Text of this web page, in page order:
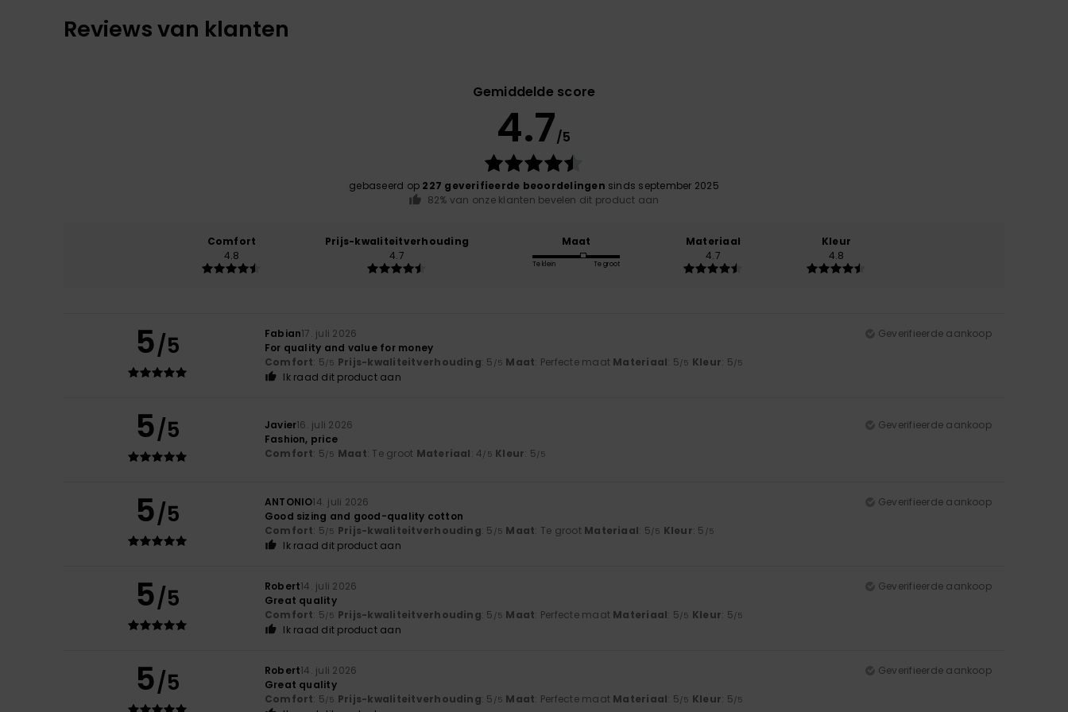
Reviews van klanten
Gemiddelde score
4.7/5
gebaseerd op 227 geverifieerde beoordelingen sinds september 2025
82% van onze klanten bevelen dit product aan
Comfort
4.8
Prijs-kwaliteitverhouding
4.7
Maat
Te klein Te groot
Materiaal
4.7
Kleur
4.8
5/5 Fabian17. juli 2026
Geverifieerde aankoop
For quality and value for money
Comfort: 5/5 Prijs-kwaliteitverhouding: 5 /5 Maat: Perfecte maat Materiaal: 5/5 Kleur: 5/5
Ik raad dit product aan
5/5 Javier16. juli 2026
Geverifieerde aankoop
Fashion, price
Comfort: 5/5 Maat: Te groot Materiaal: 4/5 Kleur: 5/5
5/5 ANTONIO14. juli 2026
Geverifieerde aankoop
Good sizing and good-quality cotton
Comfort: 5/5 Prijs-kwaliteitverhouding: 5 /5 Maat: Te groot Materiaal: 5/5 Kleur: 5 /5
Ik raad dit product aan
5/5 Robert14. juli 2026
Geverifieerde aankoop
Great quality
Comfort: 5/5 Prijs-kwaliteitverhouding: 5 /5 Maat: Perfecte maat Materiaal: 5/5 Kleur: 5/5
Ik raad dit product aan
5/5 Robert14. juli 2026
Geverifieerde aankoop
Great quality
Comfort: 5/5 Prijs-kwaliteitverhouding: 5 /5 Maat: Perfecte maat Materiaal: 5/5 Kleur: 5/5